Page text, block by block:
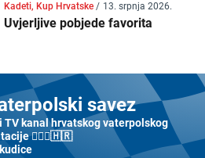
Kadeti, Kup Hrvatske/ 13. srpnja 2026.
Uvjerljive pobjede favorita
savez
TV kanal hrvatskog vaterpolskog
🤽🏼‍♀️🇭🇷